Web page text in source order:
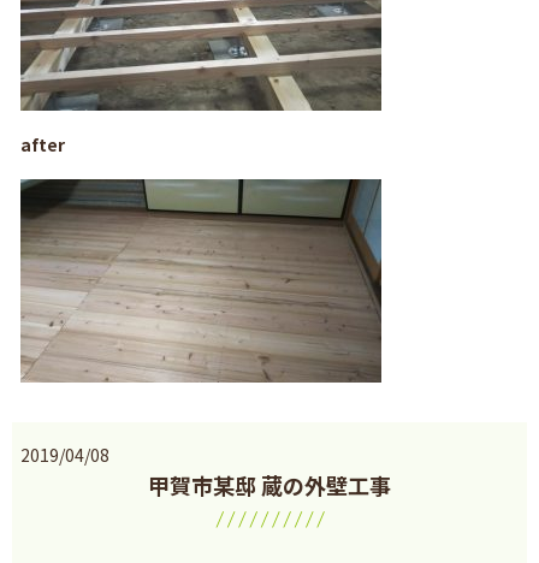
after
2019/04/08
甲賀市某邸 蔵の外壁工事